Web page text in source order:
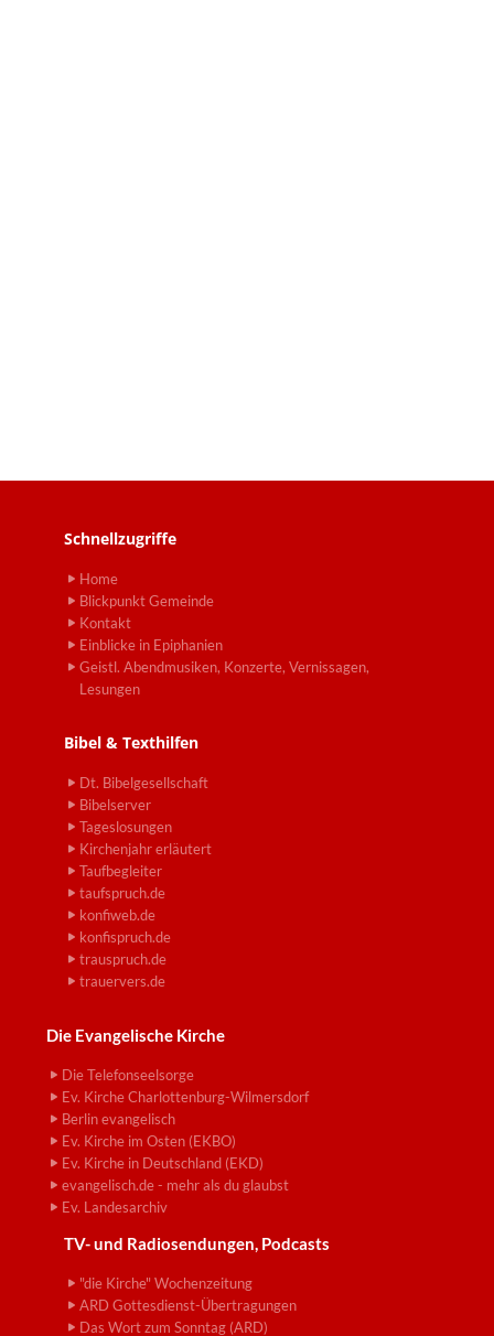
Schnellzugriffe
Home
Blickpunkt Gemeinde
Kontakt
Einblicke in Epiphanien
Geistl. Abendmusiken, Konzerte, Vernissagen,
Lesungen
Bibel & Texthilfen
Dt. Bibelgesellschaft
Bibelserver
Tageslosungen
Kirchenjahr erläutert
Taufbegleiter
taufspruch.de
konfiweb.de
konfispruch.de
trauspruch.de
trauervers.de
Die Evangelische Kirche
Die Telefonseelsorge
Ev. Kirche Charlottenburg-Wilmersdorf
Berlin evangelisch
Ev. Kirche im Osten (EKBO)
Ev. Kirche in Deutschland (EKD)
evangelisch.de - mehr als du glaubst
Ev. Landesarchiv
TV- und Radiosendungen, Podcasts
"die Kirche" Wochenzeitung
ARD Gottesdienst-Übertragungen
Das Wort zum Sonntag (ARD)